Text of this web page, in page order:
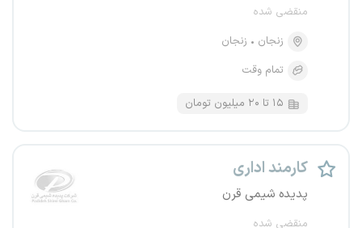
منقضی شده
زنجان
زنجان
تمام وقت
۱۵ تا ۲۰ میلیون تومان
کارمند اداری
پدیده شیمی قرن
منقضی شده